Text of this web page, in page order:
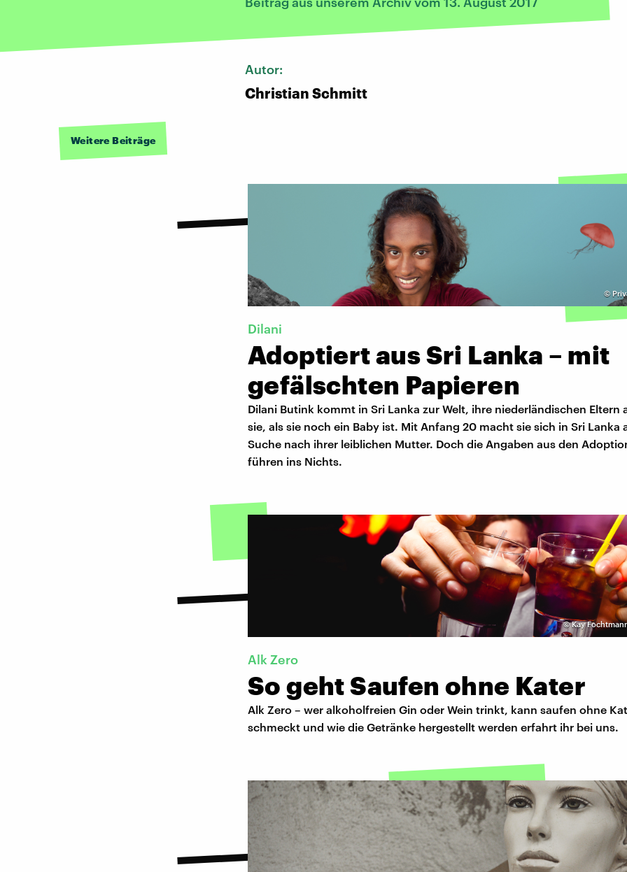
Autor:
Christian Schmitt
Weitere Beiträge
©
Dilani
Adoptiert aus Sri Lanka – mit
gefälschten Papieren
Dilani Butink kommt in Sri Lanka zur Welt, ihre niederländischen Eltern
sie, als sie noch ein Baby ist. Mit Anfang 20 macht sie sich in Sri Lanka
Suche nach ihrer leiblichen Mutter. Doch die Angaben aus den
führen ins Nichts.
©Kay
Alk Zero
So geht Saufen ohne Kater
Alk Zero – wer alkoholfreien Gin oder Wein trinkt, kann saufen ohne
schmeckt und wie die Getränke hergestellt werden erfahrt ihr bei uns.